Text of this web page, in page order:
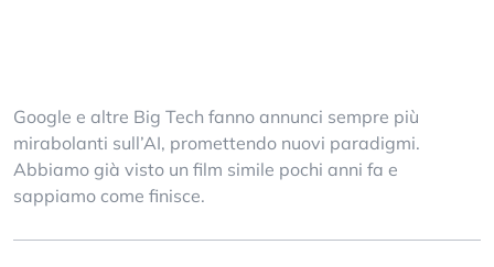
Google e altre Big Tech fanno annunci sempre più
mirabolanti sull’AI, promettendo nuovi paradigmi.
Abbiamo già visto un film simile pochi anni fa e
sappiamo come finisce.